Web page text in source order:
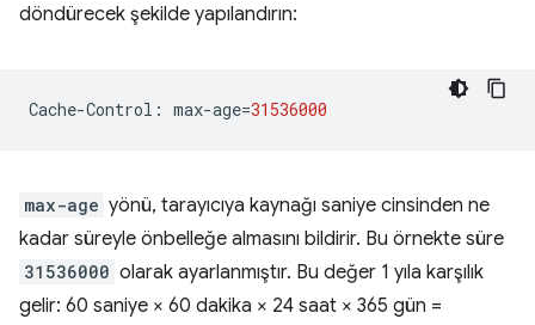
döndürecek şekilde yapılandırın:
Cache-Control : max-age=31536000
max-age yönü, tarayıcıya kaynağı saniye cinsinden ne
kadar süreyle önbelleğe almasını bildirir. Bu örnekte süre
31536000 olarak ayarlanmıştır. Bu değer 1 yıla karşılık
gelir: 60 saniye × 60 dakika × 24 saat × 365 gün =